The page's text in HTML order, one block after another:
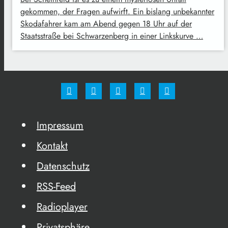
gekommen, der Fragen aufwirft. Ein bislang unbekannter
Skodafahrer kam am Abend gegen 18 Uhr auf der
Staatsstraße bei Schwarzenberg in einer Linkskurve …
Impressum
Kontakt
Datenschutz
RSS-Feed
Radioplayer